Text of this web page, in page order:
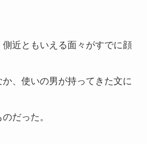
側近ともいえる面々がすでに顔
、使いの男が持ってきた文に
だった。